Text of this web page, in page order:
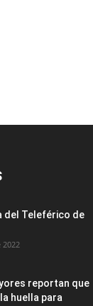
del Teleférico de
reportan que
huella para